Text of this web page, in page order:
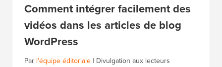
Comment intégrer facilement des
vidéos dans les articles de blog
WordPress
Par l'équipe éditoriale | Divulgation aux lecteurs